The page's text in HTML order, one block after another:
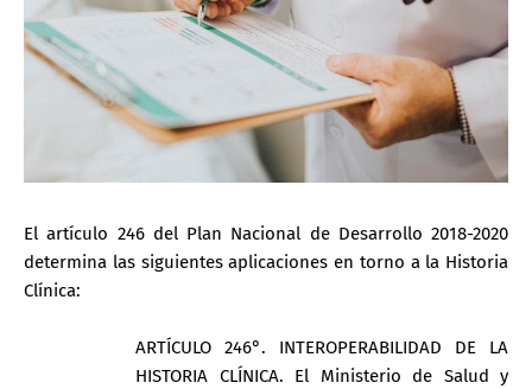
El artículo 246 del Plan Nacional de Desarrollo 2018-2020
determina las siguientes aplicaciones en torno a la Historia
Clínica:
ARTÍCULO 246°. INTEROPERABILIDAD DE LA
HISTORIA CLÍNICA. El Ministerio de Salud y